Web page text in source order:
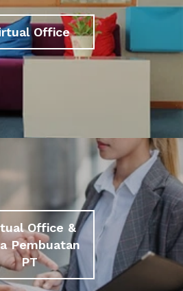
Office
Office &
Pembuatan
PT